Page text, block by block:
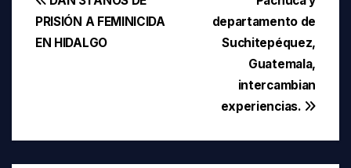
de
departamento de
Suchitepéquez,
Guatemala,
intercambian
experiencias.
PRISIÓN A FEMINICIDA
EN HIDALGO